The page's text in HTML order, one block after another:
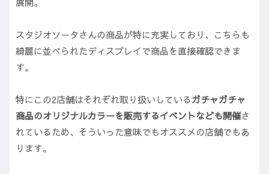
スタジオソータさんの商品が特に充実しており、こちらも
綺麗に並べられたディスプレイで商品を直接確認できま
す。
特にこの2店舗はそれぞれ取り扱いしているガチャガチャ
商品のオリジナルカラーを販売するイベントなども開催さ
れているため、そういった意味でもオススメの店舗でもあ
ります。